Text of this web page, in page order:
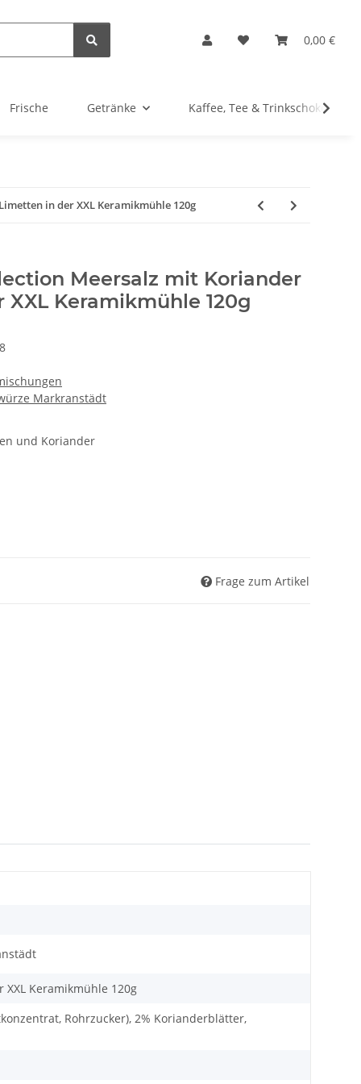
0,00 €
Frische Getränke Kaffee, Tee & Trinkschokolade
in der XXL Keramikmühle 120g
Meersalz mit Koriander
Keramikmühle 120g
Markranstädt
und Koriander
Frage zum Artikel
Keramikmühle 120g
Rohrzucker), 2% Korianderblätter,